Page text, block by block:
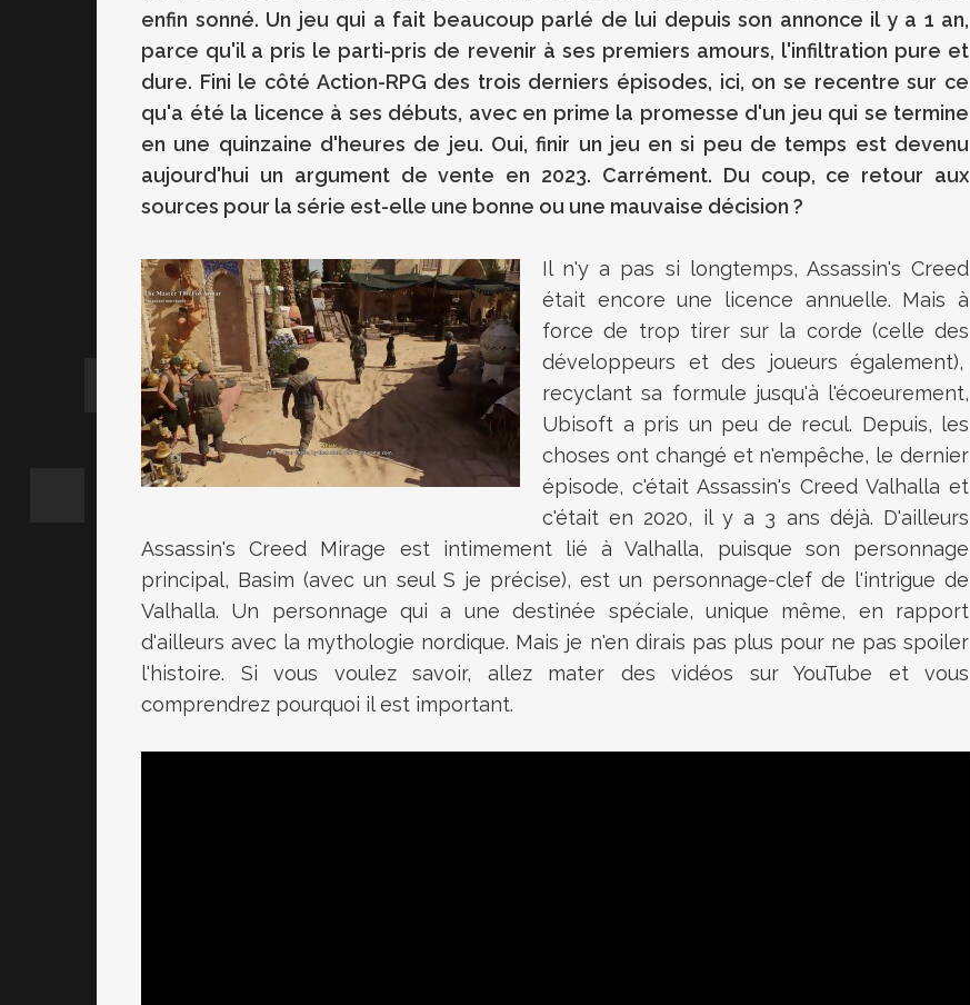
enfin sonné. Un jeu qui a fait beaucoup parlé de lui depuis son annonce il y a 1 an,
parce qu'il a pris le parti-pris de revenir à ses premiers amours, l'infiltration pure et
dure. Fini le côté Action-RPG des trois derniers épisodes, ici, on se recentre sur ce
qu'a été la licence à ses débuts, avec en prime la promesse d'un jeu qui se termine
en une quinzaine d'heures de jeu. Oui, finir un jeu en si peu de temps est devenu
aujourd'hui un argument de vente en 2023. Carrément. Du coup, ce retour aux
sources pour la série est-elle une bonne ou une mauvaise décision ?
Il n'y a pas si longtemps, Assassin's Creed
était encore une licence annuelle. Mais à
force de trop tirer sur la corde (celle des
développeurs et des joueurs également),
recyclant sa formule jusqu'à l'écoeurement,
Ubisoft a pris un peu de recul. Depuis, les
choses ont changé et n'empêche, le dernier
épisode, c'était Assassin's Creed Valhalla et
c'était en 2020, il y a 3 ans déjà. D'ailleurs
Assassin's Creed Mirage est intimement lié à Valhalla, puisque son personnage
principal, Basim (avec un seul S je précise), est un personnage-clef de l'intrigue de
Valhalla. Un personnage qui a une destinée spéciale, unique même, en rapport
d'ailleurs avec la mythologie nordique. Mais je n'en dirais pas plus pour ne pas spoiler
l'histoire. Si vous voulez savoir, allez mater des vidéos sur YouTube et vous
comprendrez pourquoi il est important.